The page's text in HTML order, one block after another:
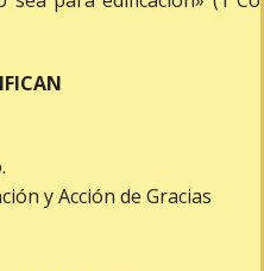
y Acción de Gracias